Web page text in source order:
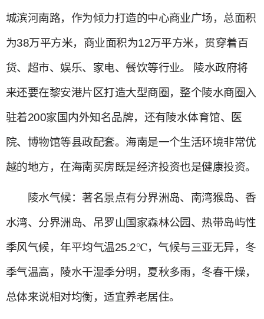
城滨河南路，作为倾力打造的中心商业广场，总面积
为38万平方米，商业面积为12万平方米，贯穿着百
货、超市、娱乐、家电、餐饮等行业。 陵水政府将
来还要在黎安港片区打造大型商圈，整个陵水商圈入
驻着200家国内外知名品牌，还有陵水体育馆、医
院、博物馆等县政配套。海南是一个生活环境非常优
越的地方，在海南买房既是经济投资也是健康投资。
陵水气候：著名景点有分界洲岛、南湾猴岛、香
水湾、分界洲岛、吊罗山国家森林公园、热带岛屿性
季风气候，年平均气温25.2℃，气候与三亚无异，冬
季气温高，陵水干湿季分明，夏秋多雨，冬春干燥，
总体来说相对均衡，适宜养老居住。